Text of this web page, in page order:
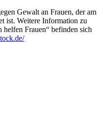
Gewalt an Frauen, der am
ist. Weitere Information zu
helfen Frauen“ befinden sich